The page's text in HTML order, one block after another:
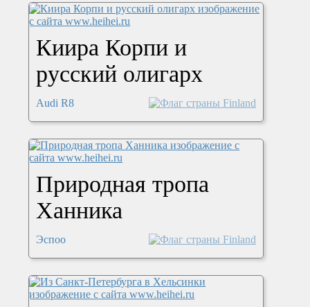
Киира Корпи и
русский олигарх
Audi R8
Природная тропа
Ханника
Эспоо